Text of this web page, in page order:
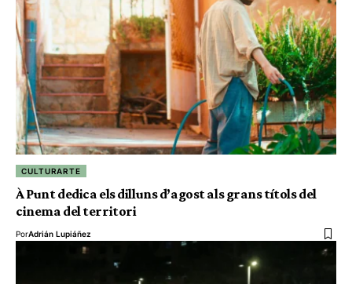
CULTURARTE
À Punt dedica els dilluns d’agost als grans títols del
cinema del territori
PorAdrián Lupiáñez